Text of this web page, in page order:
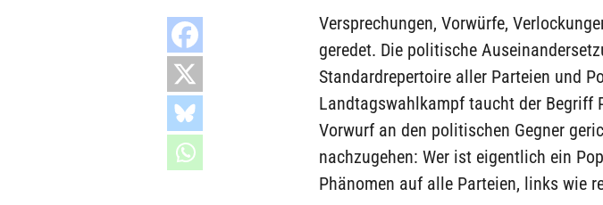
Versprechungen, Vorwürfe,
geredet. Die politische
Standardrepertoire aller Parteien und
Landtagswahlkampf taucht der
Vorwurf an den politischen Gegner
nachzugehen: Wer ist eigentlich ein
Phänomen auf alle Parteien, links wie